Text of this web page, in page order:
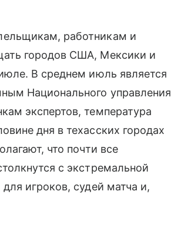
работникам и
городов США, Мексики и
В среднем июль является
Национального управления
экспертов, температура
дня в техасских городах
что почти все
с экстремальной
игроков, судей матча и,